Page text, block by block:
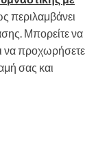
περιλαμβάνει
Μπορείτε να
να προχωρήσετε
σας και